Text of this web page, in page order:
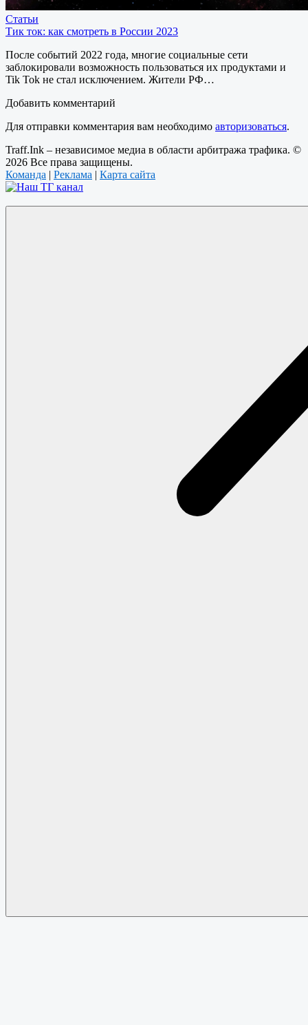
Статьи
Тик ток: как смотреть в России 2023
После событий 2022 года, многие социальные сети
заблокировали возможность пользоваться их продуктами и
Tik Tok не стал исключением. Жители РФ…
Добавить комментарий
Для отправки комментария вам необходимо авторизоваться.
Traff.Ink – независимое медиа в области арбитража трафика. ©
2026 Все права защищены.
Команда | Реклама | Карта сайта